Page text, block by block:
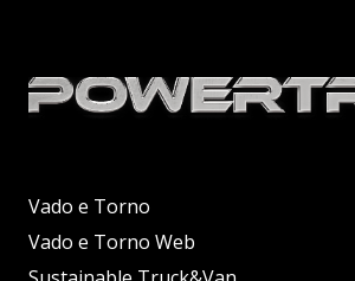
Vado e Torno
Vado e Torno Web